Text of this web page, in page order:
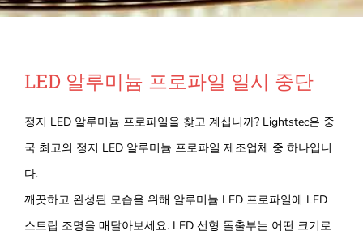
LED 알루미늄 프로파일 일시 중단
정지 LED 알루미늄 프로파일을 찾고 계십니까? Lightstec은 중
국 최고의 정지 LED 알루미늄 프로파일 제조업체 중 하나입니
다.
깨끗하고 완성된 모습을 위해 알루미늄 LED 프로파일에 LED
스트립 조명을 매달아보세요. LED 선형 돌출부는 어떤 크기로